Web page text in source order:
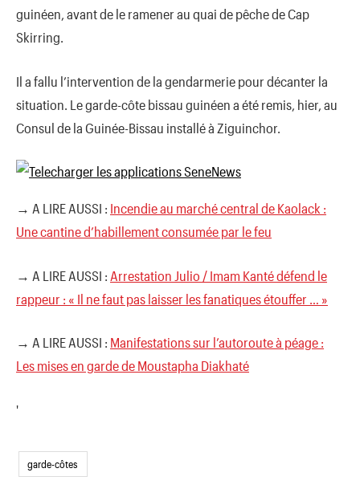
guinéen, avant de le ramener au quai de pêche de Cap
Skirring.
Il a fallu l’intervention de la gendarmerie pour décanter la
situation. Le garde-côte bissau guinéen a été remis, hier, au
Consul de la Guinée-Bissau installé à Ziguinchor.
→ A LIRE AUSSI : Incendie au marché central de Kaolack :
Une cantine d’habillement consumée par le feu
→ A LIRE AUSSI : Arrestation Julio / Imam Kanté défend le
rappeur : « Il ne faut pas laisser les fanatiques étouffer … »
→ A LIRE AUSSI : Manifestations sur l’autoroute à péage :
Les mises en garde de Moustapha Diakhaté
'
garde-côtes